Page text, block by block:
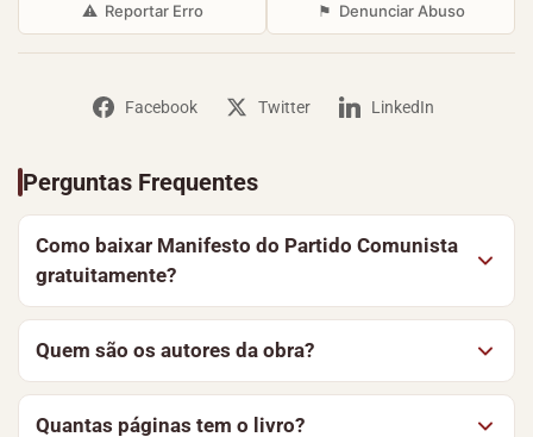
⚠ Reportar Erro ⚑ Denunciar Abuso
Facebook Twitter LinkedIn
Perguntas Frequentes
Como baixar Manifesto do Partido Comunista
gratuitamente?
Para baixar Manifesto do Partido Comunista, clique no
botão “Baixar Livro” nesta página, o download começa
sem custo algum. Você também pode optar por ler o
material online, de forma simples e segura.
Quem são os autores da obra?
Manifesto do Partido Comunista é uma obra
Quantas páginas tem o livro?